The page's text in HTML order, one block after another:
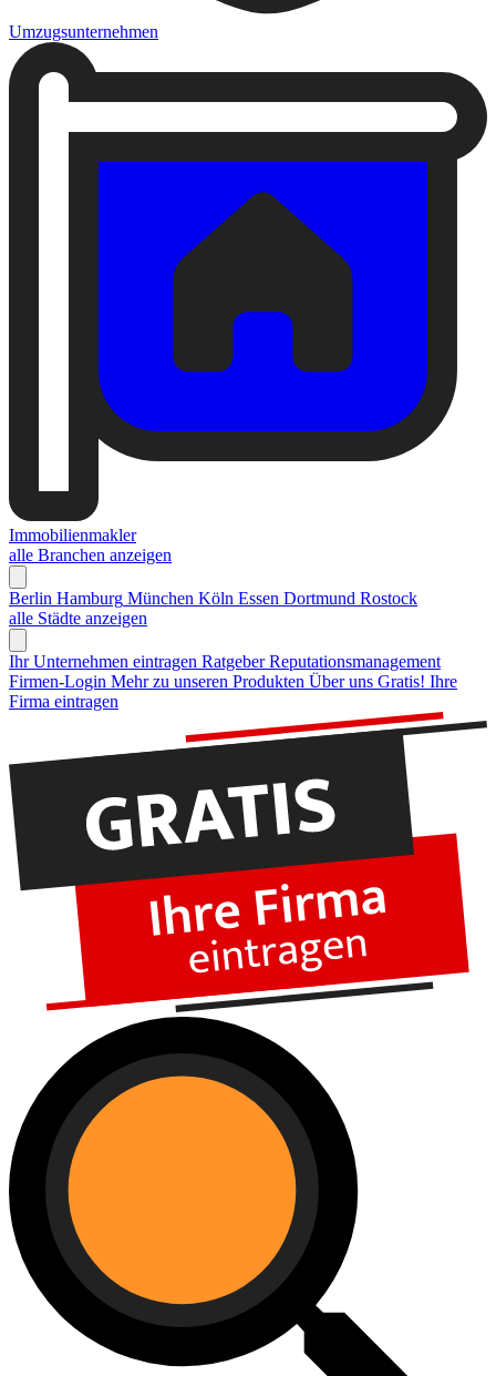
Umzugsunternehmen
Immobilienmakler
alle Branchen anzeigen
Berlin Hamburg München Köln Essen Dortmund Rostock
alle Städte anzeigen
Ihr Unternehmen eintragen Ratgeber Reputationsmanagement
Firmen-Login Mehr zu unseren Produkten Über uns Gratis! Ihre
Firma eintragen